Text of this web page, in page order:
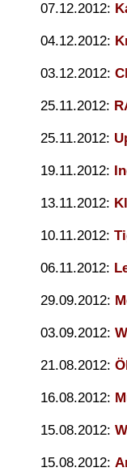
07.12.2012:
04.12.2012:
03.12.2012:
25.11.2012:
25.11.2012:
19.11.2012:
13.11.2012:
10.11.2012:
06.11.2012:
29.09.2012:
03.09.2012:
21.08.2012:
16.08.2012:
15.08.2012:
15.08.2012: